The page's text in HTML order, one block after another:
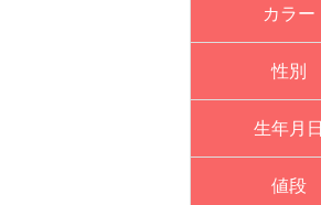
カラー
性別
生年月日
値段